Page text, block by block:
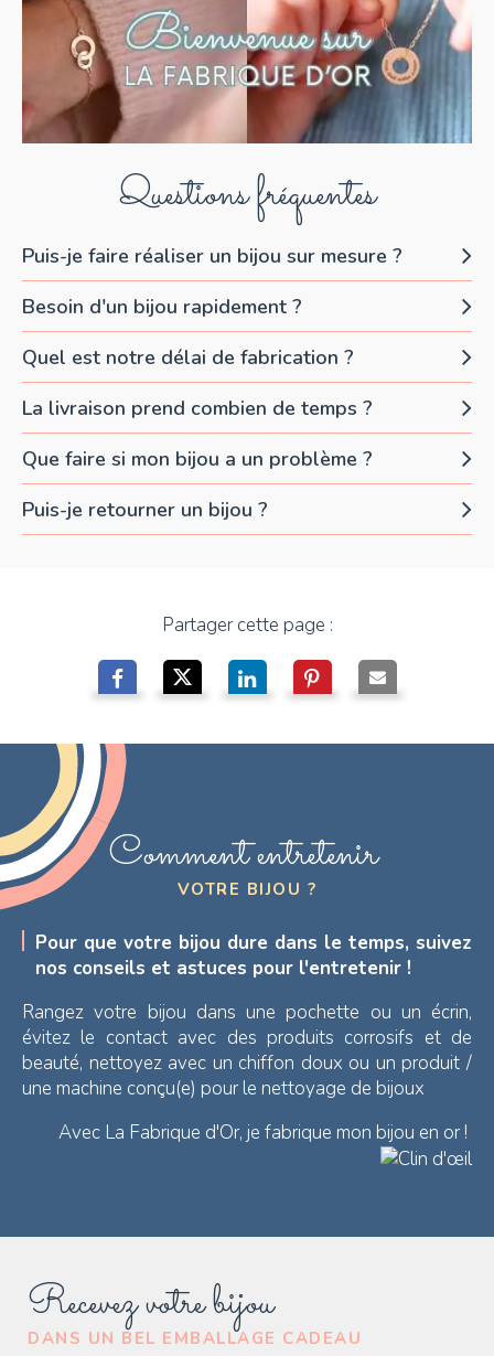
Questions fréquentes
Puis-je faire réaliser un bijou sur mesure ?
Besoin d'un bijou rapidement ?
Quel est notre délai de fabrication ?
La livraison prend combien de temps ?
Que faire si mon bijou a un problème ?
Puis-je retourner un bijou ?
Partager cette page :
Recevez votre bijou
DANS UN BEL EMBALLAGE CADEAU
Comment entretenir
VOTRE BIJOU ?
Pour que votre bijou dure dans le temps, suivez
nos conseils et astuces pour l'entretenir !
Rangez votre bijou dans une pochette ou un écrin,
évitez le contact avec des produits corrosifs et de
beauté, nettoyez avec un chiffon doux ou un produit /
une machine conçu(e) pour le nettoyage de bijoux
Avec La Fabrique d'Or, je fabrique mon bijou en or !